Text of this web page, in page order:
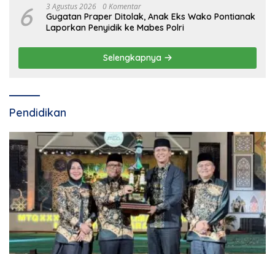
6 3 Agustus 2026 0 Komentar
Gugatan Praper Ditolak, Anak Eks Wako Pontianak
Laporkan Penyidik ke Mabes Polri
Selengkapnya
Pendidikan